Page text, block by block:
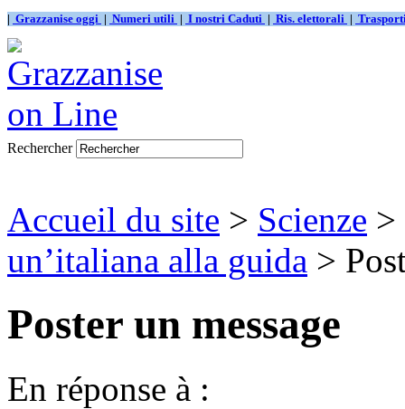
| Grazzanise oggi | Numeri utili | I nostri Caduti | Ris. elettorali |
Rechercher
Accueil du site > Scienze >
un’italiana alla guida >
Poster un message
En réponse à :